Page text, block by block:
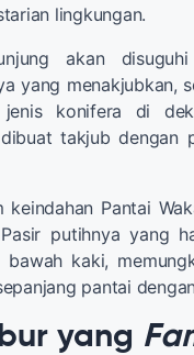
lingkungan.
akan
yang menakjubkan,
konifera di
takjub dengan
keindahan Pantai
putihnya yang
kaki,
pantai
yang